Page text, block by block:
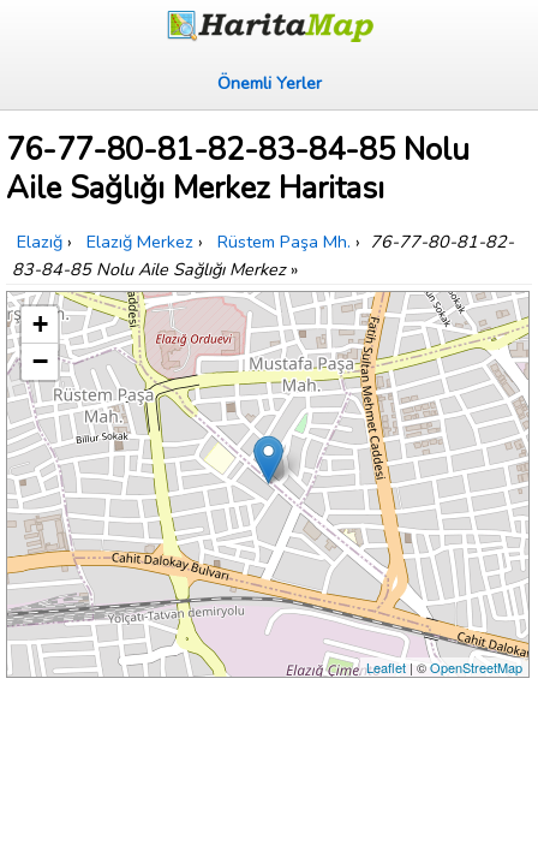
Önemli Yerler
76-77-80-81-82-83-84-85 Nolu
Aile Sağlığı Merkez Haritası
Elazığ › Elazığ Merkez › Rüstem Paşa Mh. › 76-77-80-81-82-
83-84-85 Nolu Aile Sağlığı Merkez»
+
−
Leaflet| ©OpenStreetMap